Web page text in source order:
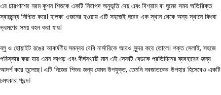
এর চারপাশের নরম কুশন শিশুকে একটি নিরাপদ অনুভূতি দেয় এবং বিশ্রাম বা ঘুমের সময় অতিরিক্ত
স্বাচ্ছন্দ্য নিশ্চিত করে। হালকা ওজনের হওয়ায় এটি সহজেই ঘরের এক স্থান থেকে অন্য স্থানে কিংবা
ভ্রমণের সময় বহন করা যায়।
ব্লু ও হোয়াইট রঙের আকর্ষণীয় সমন্বয় বেবি নার্সারিকে আরও সুন্দর করে তোলে। শক্ত সেলাই, সহজে
পরিষ্কার করা যায় এমন কাপড় এবং দীর্ঘস্থায়ী মান এই সেফটি বেডকে প্রতিদিনের ব্যবহারের জন্য
আদর্শ করে তুলেছে। এটি নিজের শিশুর জন্য যেমন উপযুক্ত, তেমনি নবজাতকের উপহার হিসেবেও একটি
চমৎকার পছন্দ।